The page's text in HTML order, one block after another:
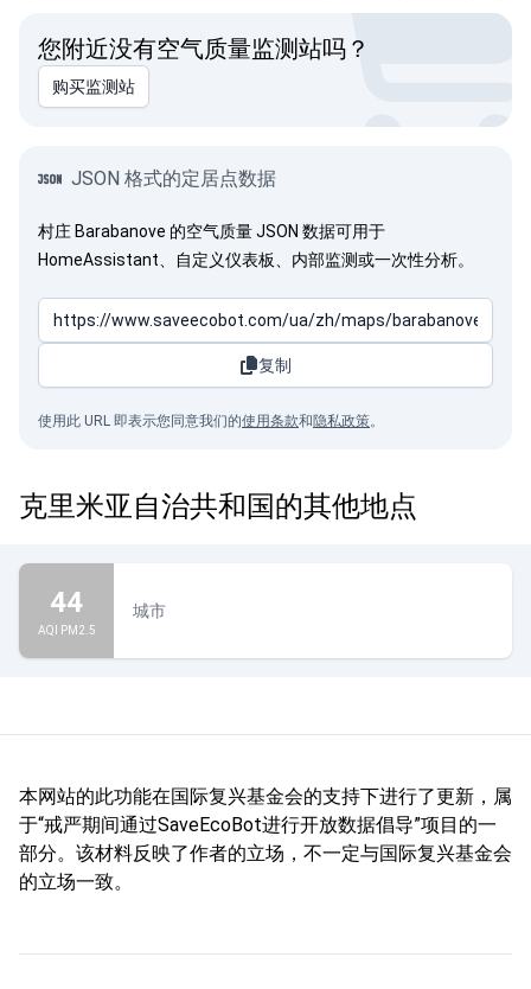
您附近没有空气质量监测站吗？
购买监测站
JSON 格式的定居点数据
村庄 Barabanove 的空气质量 JSON 数据可用于
HomeAssistant、自定义仪表板、内部监测或一次性分析。
复制
使用此 URL 即表示您同意我们的使用条款和隐私政策。
克里米亚自治共和国的其他地点
44
AQI PM2.5
城市
本网站的此功能在国际复兴基金会的支持下进行了更新，属
于“戒严期间通过SaveEcoBot进行开放数据倡导”项目的一
部分。该材料反映了作者的立场，不一定与国际复兴基金会
的立场一致。